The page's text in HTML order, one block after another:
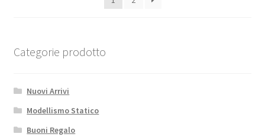
Categorie prodotto
Nuovi Arrivi
Modellismo Statico
Buoni Regalo